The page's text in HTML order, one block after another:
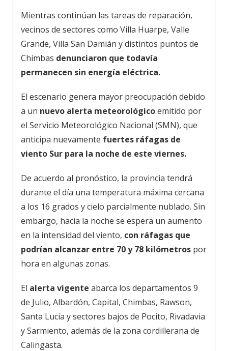
Mientras continúan las tareas de reparación,
vecinos de sectores como Villa Huarpe, Valle
Grande, Villa San Damián y distintos puntos de
Chimbas denunciaron que todavía
permanecen sin energía eléctrica.
El escenario genera mayor preocupación debido
a un nuevo alerta meteorológicoemitido por
el Servicio Meteorológico Nacional (SMN), que
anticipa nuevamente fuertes ráfagas de
viento Sur para la noche de este viernes.
De acuerdo al pronóstico, la provincia tendrá
durante el día una temperatura máxima cercana
a los 16 grados y cielo parcialmente nublado. Sin
embargo, hacia la noche se espera un aumento
en la intensidad del viento, con ráfagas que
podrían alcanzar entre 70 y 78 kilómetros por
hora en algunas zonas.
El alerta vigente abarca los departamentos 9
de Julio, Albardón, Capital, Chimbas, Rawson,
Santa Lucía y sectores bajos de Pocito, Rivadavia
y Sarmiento, además de la zona cordillerana de
Calingasta.